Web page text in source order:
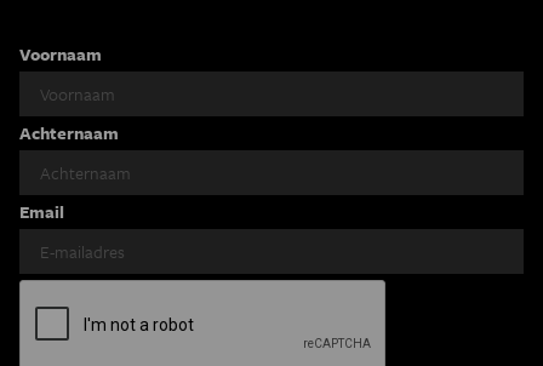
Voornaam
Achternaam
Email